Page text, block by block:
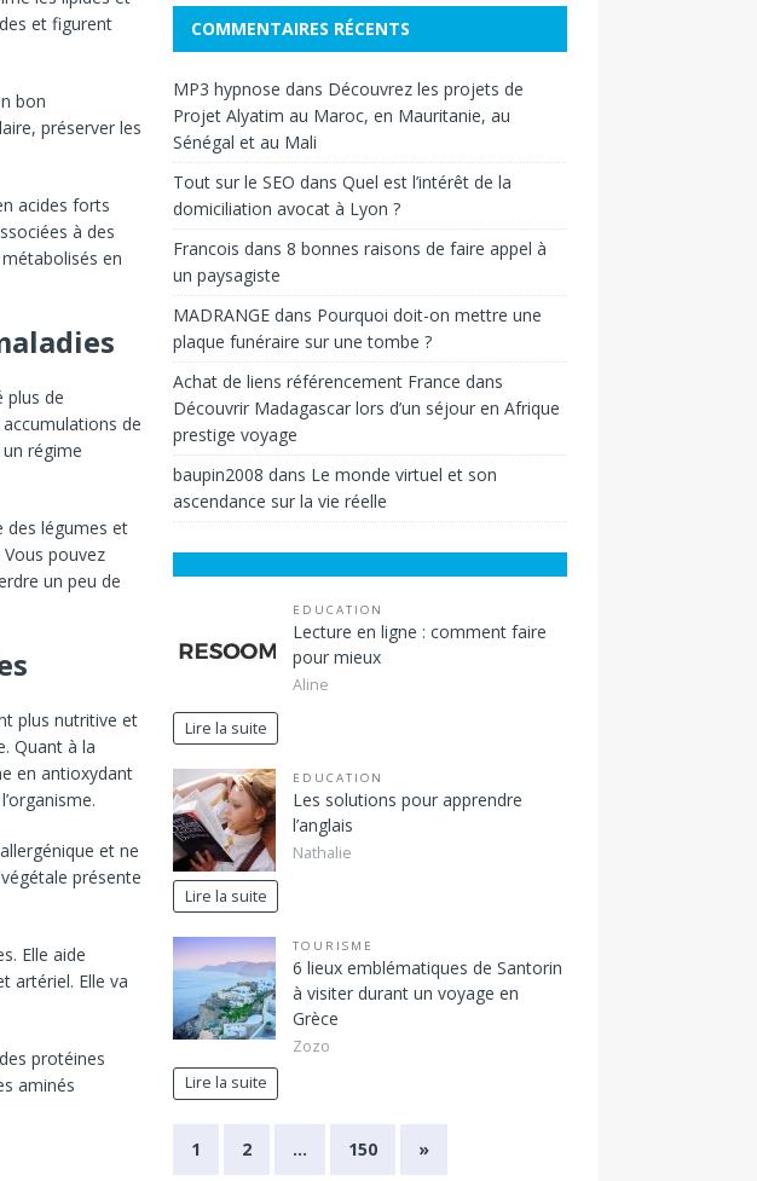
et figurent
bon
préserver les
acides forts
à des
en
plus de
de
régime
des légumes et
pouvez
un peu de
plus nutritive et
Quant à la
en antioxydant
et ne
présente
Elle aide
artériel. Elle va
protéines
aminés
COMMENTAIRES RÉCENTS
MP3 hypnose dans Découvrez les projets de
Projet Alyatim au Maroc, en Mauritanie, au
Sénégal et au Mali
Tout sur le SEO dans Quel est l’intérêt de la
domiciliation avocat à Lyon ?
Francois dans 8 bonnes raisons de faire appel à
un paysagiste
MADRANGEdans Pourquoi doit-on mettre une
plaque funéraire sur une tombe ?
Achat de liens référencement France dans
Découvrir Madagascar lors d’un séjour en Afrique
prestige voyage
baupin2008 dans Le monde virtuel et son
ascendance sur la vie réelle
EDUCATION
Lecture en ligne : comment faire
pour mieux
Aline
Lire la suite
EDUCATION
Les solutions pour apprendre
l’anglais
Nathalie
Lire la suite
TOURISME
6 lieux emblématiques de Santorin
à visiter durant un voyage en
Grèce
Zozo
Lire la suite
1 2 … 150 »